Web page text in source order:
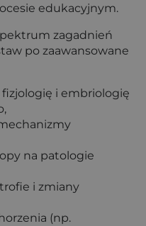
edukacyjnym.
zagadnień
po zaawansowane
fizjologię i embriologię
na patologie
i zmiany
(np.